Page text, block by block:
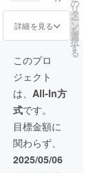
2025.6.
1〜
2025.5
発送し
ます。
◉5/24(
土)に開
催の
eのお菓
子教室
への参
加確約
バティ
スト氏
考案の
フラン
ス菓子
のデモ
ンスト
詳細を見る
の
リ
タ
ー
ン
を
選
択
す
る
このプロ
ジェクト
は、 All-In方
式です。
目標金額に
関わらず、
2025/05/06